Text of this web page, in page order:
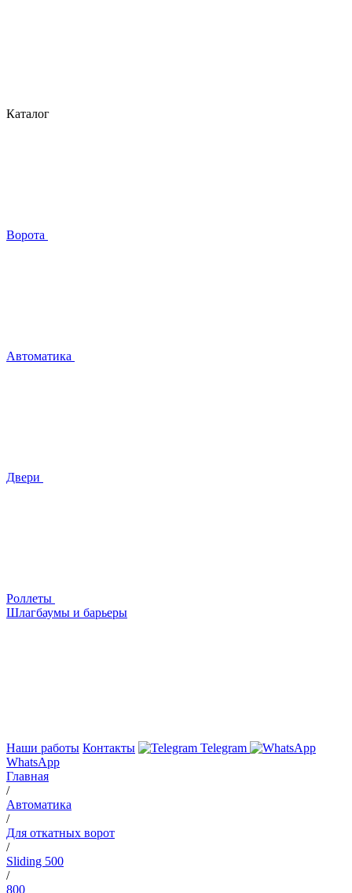
Каталог
Ворота
Автоматика
Двери
Роллеты
Шлагбаумы и барьеры
Наши работы Контакты
Telegram
WhatsApp
Главная
/
Автоматика
/
Для откатных ворот
/
Sliding 500
/
800